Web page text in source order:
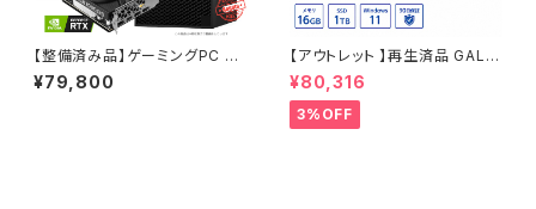
【整備済み品】ゲーミングPC デ
スクトップ DELL Precision 3
630 Tower - Core i5-9500
¥79,800
【アウトレット 】再生済品 GALL
ERIA RM RX 6500XT Core i
5-12400 メモリ16GB SSD1T
B ゲーミングPC 整備済み品 9
0日保証
¥80,316
3%OFF